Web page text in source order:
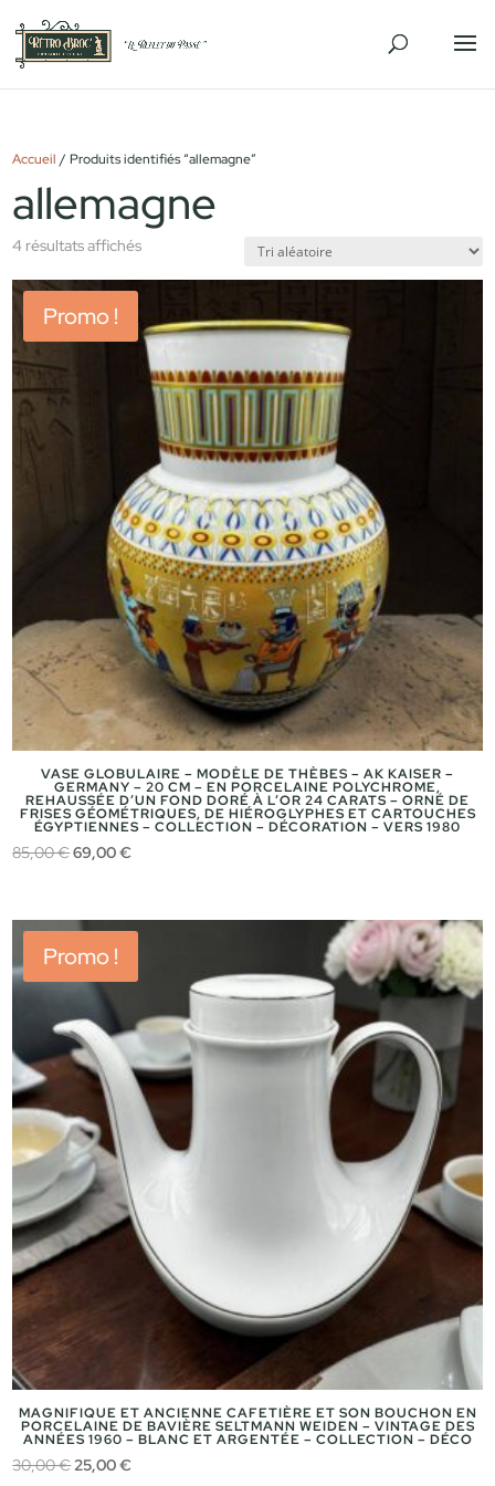
Accueil / Produits identifiés “allemagne”
allemagne
4 résultats affichés
Promo !
VASE GLOBULAIRE – MODÈLE DE THÈBES – AK KAISER –
GERMANY – 20 CM – EN PORCELAINE POLYCHROME,
REHAUSSÉE D’UN FOND DORÉ À L’OR 24 CARATS – ORNÉ DE
FRISES GÉOMÉTRIQUES, DE HIÉROGLYPHES ET CARTOUCHES
ÉGYPTIENNES – COLLECTION – DÉCORATION – VERS 1980
85,00€Le
était :
85,00 €.
69,00€Le
est :
Promo !
MAGNIFIQUE ET ANCIENNE CAFETIÈRE ET SON BOUCHON EN
PORCELAINE DE BAVIÈRE SELTMANN WEIDEN – VINTAGE DES
ANNÉES 1960 – BLANC ET ARGENTÉE – COLLECTION – DÉCO
30,00€ Le
25,00€Le